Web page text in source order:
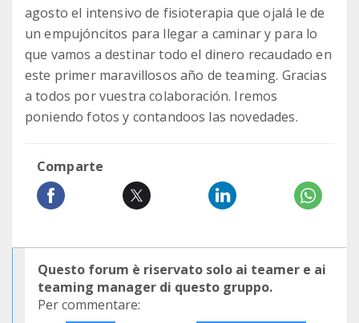
agosto el intensivo de fisioterapia que ojalá le de
un empujóncitos para llegar a caminar y para lo
que vamos a destinar todo el dinero recaudado en
este primer maravillosos año de teaming. Gracias
a todos por vuestra colaboración. Iremos
poniendo fotos y contandoos las novedades.
Comparte
Questo forum è riservato solo ai teamer e ai
teaming manager di questo gruppo.
Per commentare: